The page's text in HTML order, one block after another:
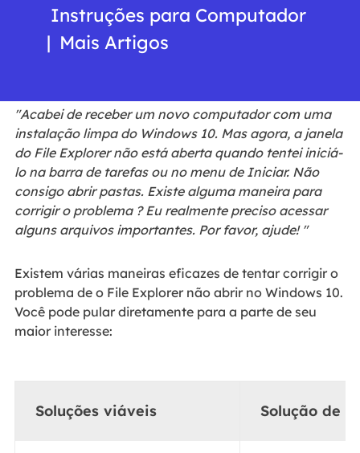
Instruções para Computador
| Mais Artigos
"Acabei de receber um novo computador com uma
instalação limpa do Windows 10. Mas agora, a janela
do File Explorer não está aberta quando tentei iniciá-
lo na barra de tarefas ou no menu de Iniciar. Não
consigo abrir pastas. Existe alguma maneira para
corrigir o problema ? Eu realmente preciso acessar
alguns arquivos importantes. Por favor, ajude! "
Existem várias maneiras eficazes de tentar corrigir o
problema de o File Explorer não abrir no Windows 10.
Você pode pular diretamente para a parte de seu
maior interesse:
Soluções viáveis Solução de